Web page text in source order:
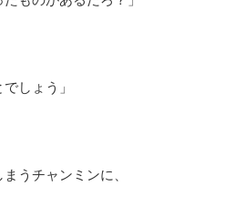
しょう」
うチャンミンに、